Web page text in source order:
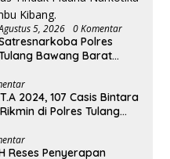
5, 2026 0 Komentar
Polres
Bawang Barat
Narkotika di
Kecamatan Lambu Kibang.
2024, 107 Casis Bintara
di Polres Tulang
Reses Penyerapan